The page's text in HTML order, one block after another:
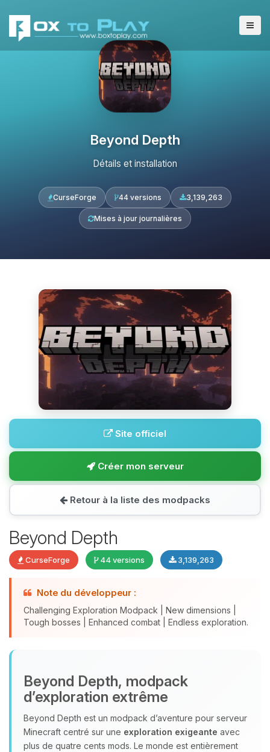
Beyond Depth
Détails et installation
CurseForge 44 versions 3,139,263
Mises à jour journalières
Site officiel
Créer mon serveur
Retour à la liste des modpacks
Beyond Depth
CurseForge 44 versions 3,139,263
Note du développeur :
Challenging Exploration Modpack | New dimensions |
Tough bosses | Enhanced combat | Endless exploration.
Beyond Depth, modpack
d’exploration extrême
Beyond Depth est un modpack d’aventure pour serveur
Minecraft centré sur une exploration exigeante avec
plus de quatre cents mods. Le monde est entièrement
parler ! Moi c’est Choupy, ton petit
assistant BoxToPlay. Dis-moi ce dont
petits circuits pour t’aider.
06/08/2026 à 18:58